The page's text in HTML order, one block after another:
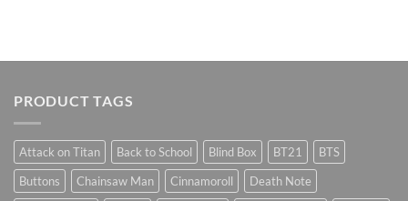
PRODUCT TAGS
Attack on Titan Back to School Blind Box BT21
BTS
Buttons
Chainsaw Man Cinnamoroll
Death Note